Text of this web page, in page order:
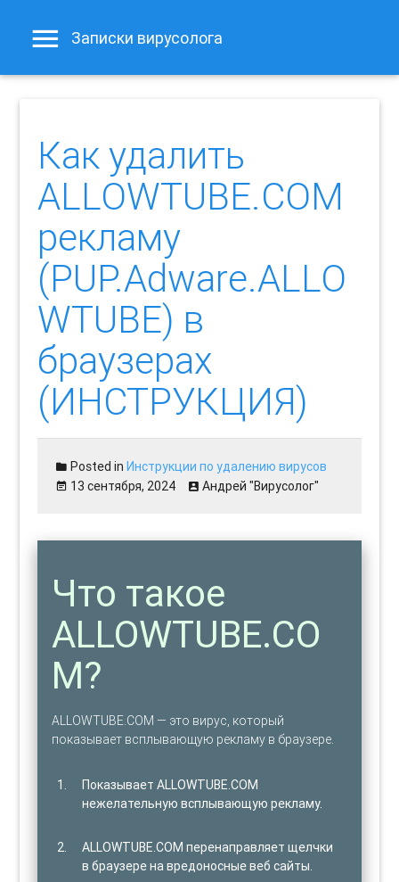
Записки вирусолога
Как удалить
ALLOWTUBE.COM
рекламу
(PUP.Adware.ALLO
WTUBE) в
браузерах
(ИНСТРУКЦИЯ)
Posted inИнструкции по удалению вирусов
13 сентября, 2024
Андрей "Вирусолог"
Что такое
ALLOWTUBE.CO
M?
ALLOWTUBE.COM — это вирус, который
показывает всплывающую рекламу в браузере.
Показывает ALLOWTUBE.COM
нежелательную всплывающую рекламу.
ALLOWTUBE.COM перенаправляет щелчки
в браузере на вредоносные веб сайты.